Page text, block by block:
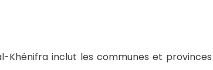
inclut les communes et provinces